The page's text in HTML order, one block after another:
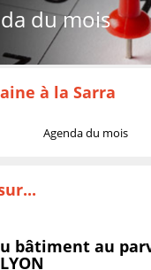
du mois
à la Sarra
Agenda du mois
bâtiment au